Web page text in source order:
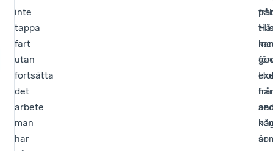
inte
tappa
fart
utan
fortsätta
det
arbete
man
har
har
år